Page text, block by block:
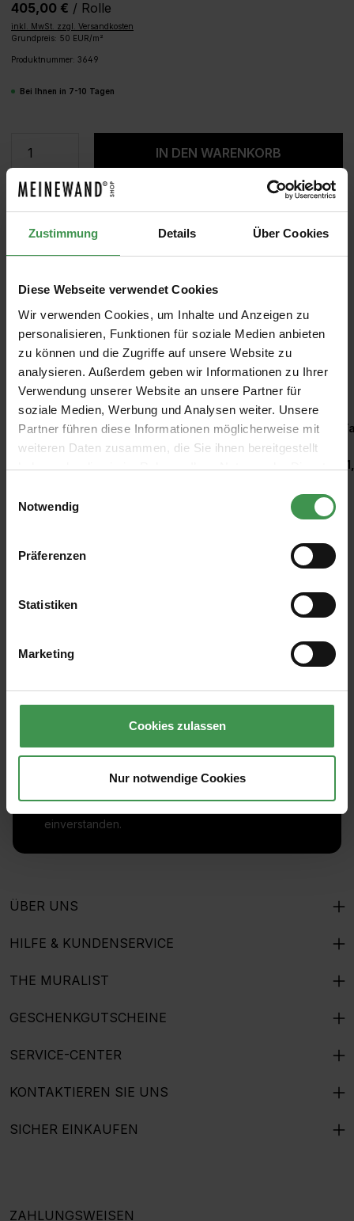
Zustimmung Details Über Cookies
Diese Webseite verwendet Cookies
Wir verwenden Cookies, um Inhalte und Anzeigen zu
personalisieren, Funktionen für soziale Medien anbieten
zu können und die Zugriffe auf unsere Website zu
analysieren. Außerdem geben wir Informationen zu Ihrer
Verwendung unserer Website an unsere Partner für
soziale Medien, Werbung und Analysen weiter. Unsere
Partner führen diese Informationen möglicherweise mit
weiteren Daten zusammen, die Sie ihnen bereitgestellt
haben oder die sie im Rahmen Ihrer Nutzung der Dienste
Notwendig
Präferenzen
Statistiken
Marketing
Cookies zulassen
Nur notwendige Cookies
405,00 € / Rolle
inkl. MwSt. zzgl. Versandkosten
Grundpreis: 50 EUR/m²
Produktnummer: 3649
Bei Ihnen in 7-10 Tagen
Produkt Anzahl: Gib den gewünschten
IN DEN WARENKORB
MUSTER ROLLEN BERECHNEN
Empfohlenes Zubehör
Produktgalerie überspringen
Kleisterroller
Abonnieren Sie den kostenlosen Newsletter und
einverstanden.
ÜBER UNS
HILFE & KUNDENSERVICE
THE MURALIST
GESCHENKGUTSCHEINE
SERVICE-CENTER
KONTAKTIEREN SIE UNS
SICHER EINKAUFEN
ZAHLUNGSWEISEN